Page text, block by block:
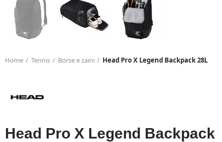
Home Tennis Borse e zaini Head Pro X Legend Backpack 28L
Head Pro X Legend Backpack